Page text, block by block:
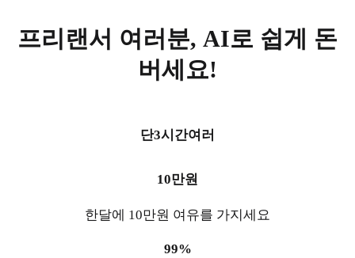
프리랜서 여러분, AI로 쉽게 돈
버세요!
단3시간여러
10만원
한달에 10만원 여유를 가지세요
99%